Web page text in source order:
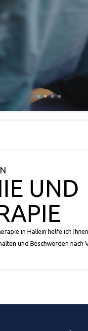
UND
in Hallein helfe ich
und Beschwerden nach